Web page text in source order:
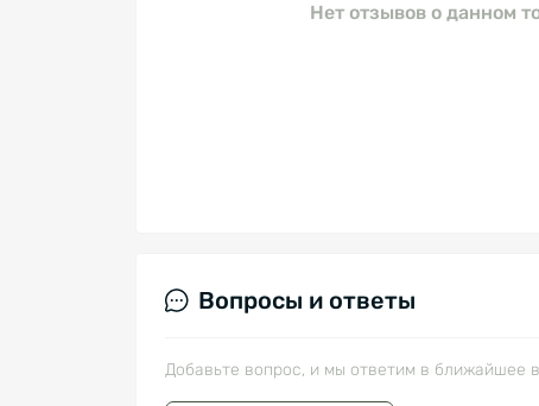
Нет отзывов о данном
Вопросы и ответы
Добавьте вопрос, и мы ответим в ближайшее